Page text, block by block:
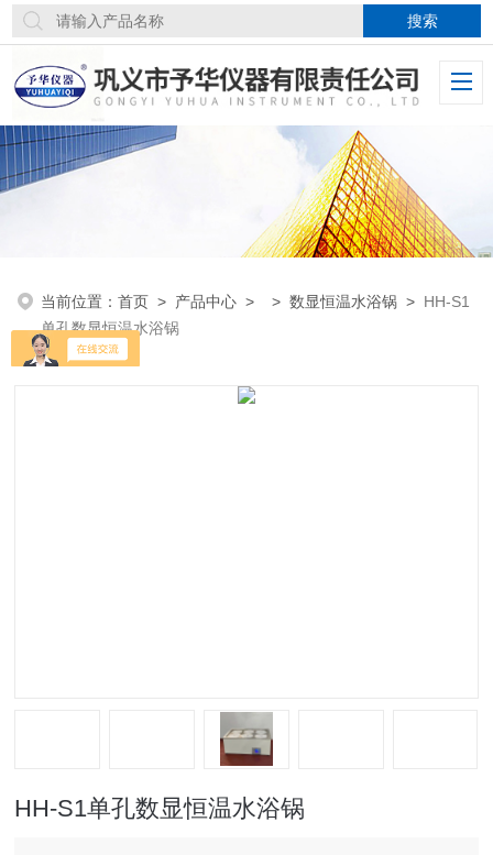
当前位置：首页 > 产品中心 > >数显恒温水浴锅 > HH-S1
单孔数显恒温水浴锅
HH-S1单孔数显恒温水浴锅